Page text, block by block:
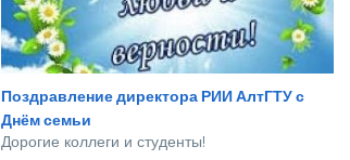
Поздравление директора РИИ АлтГТУ с
Днём семьи
Дорогие коллеги и студенты!